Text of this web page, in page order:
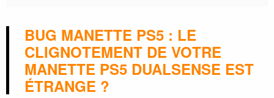
BUG MANETTE PS5 : LE
CLIGNOTEMENT DE VOTRE
MANETTE PS5 DUALSENSE EST
ÉTRANGE ?